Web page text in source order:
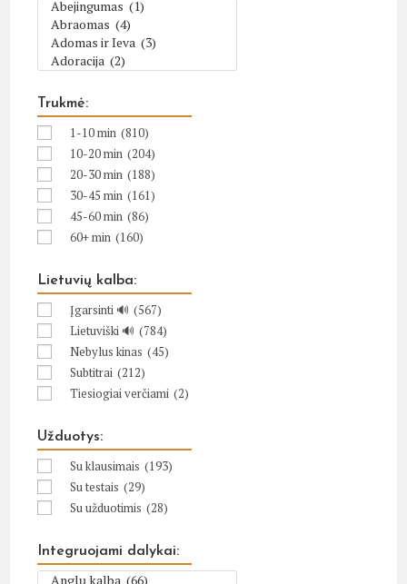
Trukmė:
1-10 min (810)
10-20 min (204)
20-30 min (188)
30-45 min (161)
45-60 min (86)
60+ min (160)
Lietuvių kalba:
Įgarsinti 🔊 (567)
Lietuviški 🔊 (784)
Nebylus kinas (45)
Subtitrai (212)
Tiesiogiai verčiami (2)
Užduotys:
Su klausimais (193)
Su testais (29)
Su užduotimis (28)
Integruojami dalykai: